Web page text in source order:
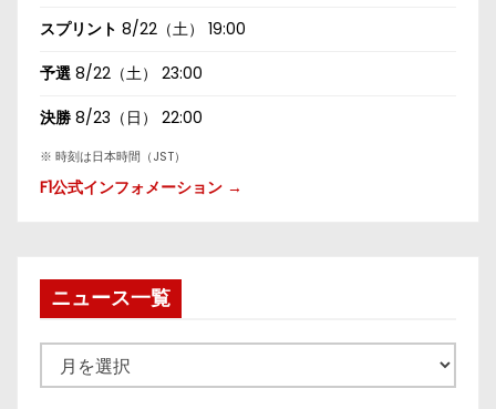
スプリント 8/22（土） 19:00
予選 8/22（土） 23:00
決勝 8/23（日） 22:00
※ 時刻は日本時間（JST）
F1公式インフォメーション →
ニュース一覧
ュ